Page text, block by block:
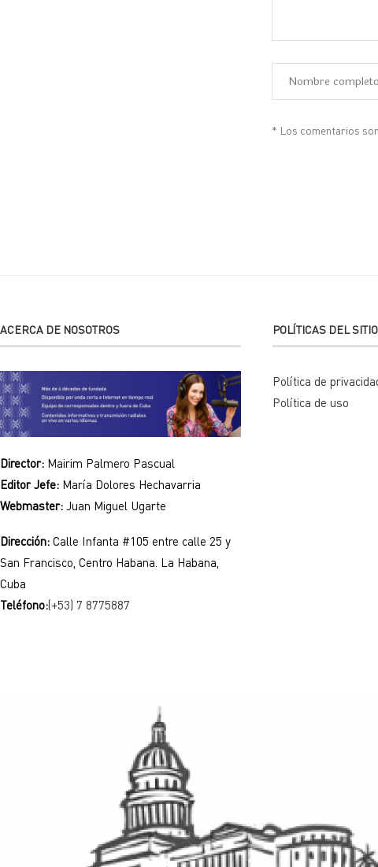
* Los comentarios
ACERCA DE NOSOTROS
Director: Mairim Palmero Pascual
Editor Jefe: María Dolores Hechavarria
Webmaster: Juan Miguel Ugarte
Dirección: Calle Infanta #105 entre calle 25 y
San Francisco, Centro Habana. La Habana,
Cuba
Teléfono:(+53) 7 8775887
POLÍTICAS DEL SITIO
Política de
Política de uso